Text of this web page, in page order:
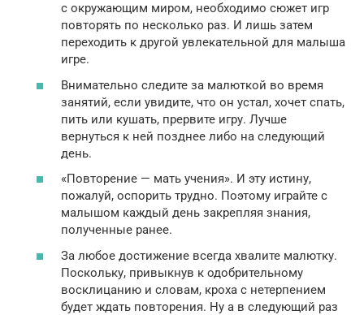
с окружающим миром, необходимо сюжет игр
повторять по несколько раз. И лишь затем
переходить к другой увлекательной для малыша
игре.
Внимательно следите за малюткой во время
занятий, если увидите, что он устал, хочет спать,
пить или кушать, прервите игру. Лучше
вернуться к ней позднее либо на следующий
день.
«Повторение — мать учения». И эту истину,
пожалуй, оспорить трудно. Поэтому играйте с
малышом каждый день закрепляя знания,
полученные ранее.
За любое достижение всегда хвалите малютку.
Поскольку, привыкнув к одобрительному
восклицанию и словам, кроха с нетерпением
будет ждать повторения. Ну а в следующий раз